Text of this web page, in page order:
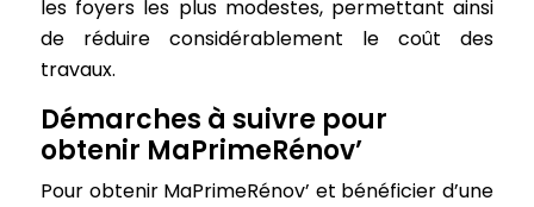
les foyers les plus modestes, permettant ainsi
de réduire considérablement le coût des
travaux.
Démarches à suivre pour
obtenir MaPrimeRénov’
Pour obtenir MaPrimeRénov’ et bénéficier d’une